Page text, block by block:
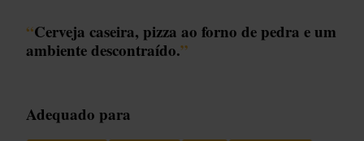
“Cerveja caseira, pizza ao forno de pedra e um
ambiente descontraído.”
Adequado para